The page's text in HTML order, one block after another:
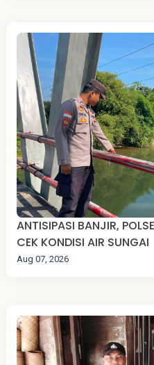
ANTISIPASI BANJIR,
CEK KONDISI AIR SUNGAI
Aug 07, 2026